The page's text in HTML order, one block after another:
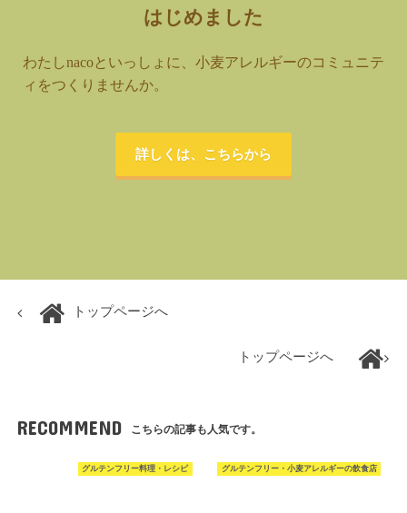
はじめました
わたしnacoといっしょに、小麦アレルギーのコミュニテ
ィをつくりませんか。
詳しくは、こちらから
トップページへ
トップページへ
RECOMMEND こちらの記事も人気です。
グルテンフリー料理・レシピ グルテンフリー・小麦アレルギーの飲食店